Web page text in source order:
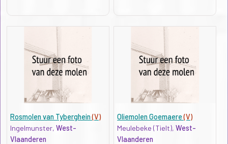
Rosmolen van Tyberghein(V)
Ingelmunster, West-
Vlaanderen
Oliemolen Goemaere(V)
Meulebeke (Tielt),West-
Vlaanderen